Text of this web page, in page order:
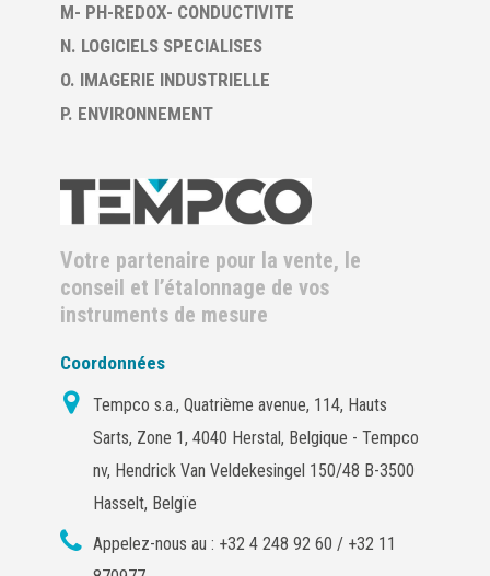
M- PH-REDOX- CONDUCTIVITE
N. LOGICIELS SPECIALISES
O. IMAGERIE INDUSTRIELLE
P. ENVIRONNEMENT
Votre partenaire pour la vente, le
conseil et l’étalonnage de vos
instruments de mesure
Coordonnées
Tempco s.a., Quatrième avenue, 114, Hauts
Sarts, Zone 1, 4040 Herstal, Belgique - Tempco
nv, Hendrick Van Veldekesingel 150/48 B-3500
Hasselt, Belgïe
Appelez-nous au : +32 4 248 92 60 / +32 11